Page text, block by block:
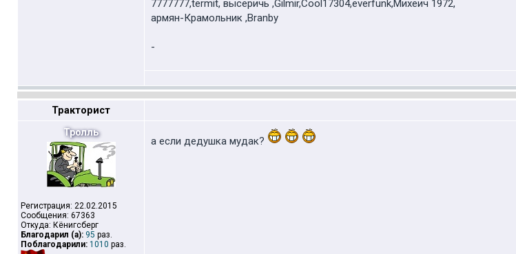
7777777,termit, высеричь ,Gilmir,Cool17304,everfunk,Михеич 1972,
армян-Крамольник ,Branby
-
Тракторист
Тролль
Регистрация: 22.02.2015
Сообщения: 67363
Откуда: Кёнигсберг
Благодарил (а): 95 раз.
Поблагодарили: 1010 раз.
а если дедушка мудак?